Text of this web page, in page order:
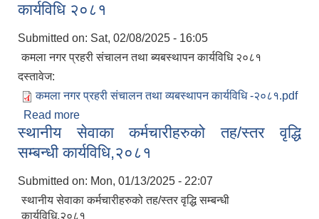
कार्यविधि २०८१
Submitted on: Sat, 02/08/2025 - 16:05
कमला नगर प्रहरी संचालन तथा ब्यबस्थापन कार्यविधि २०८१
दस्तावेज:
कमला नगर प्रहरी संचालन तथा व्यबस्थापन कार्यविधि -२०८१.pdf
Read more
कार्यविधि २०८१
स्थानीय सेवाका कर्मचारीहरुको तह/स्तर वृद्धि
सम्बन्धी कार्यविधि,२०८१
Submitted on: Mon, 01/13/2025 - 22:07
स्थानीय सेवाका कर्मचारीहरुको तह/स्तर वृद्धि सम्बन्धी
कार्यविधि,२०८१